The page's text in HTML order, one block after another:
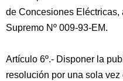
de Concesiones
Supremo Nº 009-93-EM.
Artículo 6º.- Disponer la
resolución por una sola